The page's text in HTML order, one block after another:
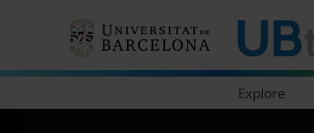
Explore